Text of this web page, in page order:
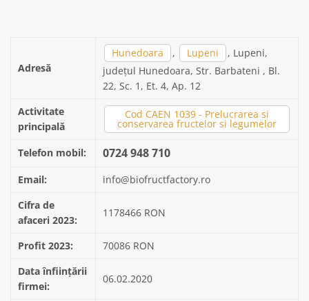
Adresă
Hunedoara , Lupeni
, Lupeni,
județul Hunedoara, Str. Barbateni , Bl.
22, Sc. 1, Et. 4, Ap. 12
Activitate
principală
Cod CAEN 1039 - Prelucrarea si
conservarea fructelor si legumelor
Telefon mobil: 0724 948 710
Email:
info@biofructfactory.ro
Cifra de
afaceri 2023:
1178466 RON
Profit 2023:
70086 RON
Data înființării
firmei:
06.02.2020